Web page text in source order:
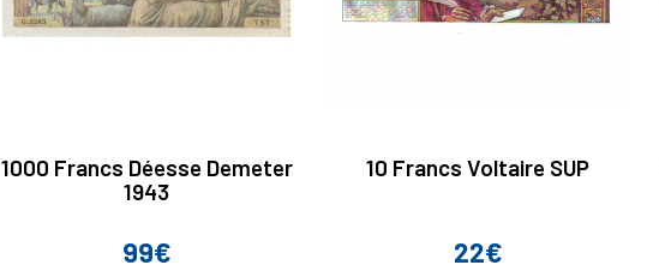
1000 Francs Déesse Demeter
1943
Prix
99€
10 Francs Voltaire SUP
Prix
22€